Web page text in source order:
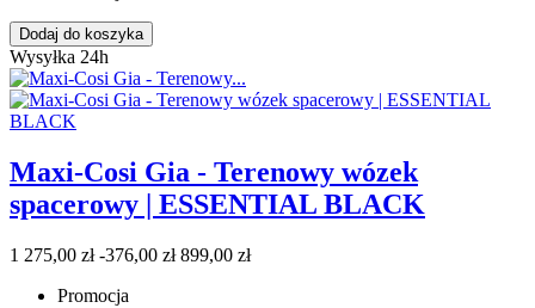
Dodaj do koszyka
Wysyłka 24h
Maxi-Cosi Gia - Terenowy wózek
spacerowy | ESSENTIAL BLACK
1 275,00 zł -376,00 zł 899,00 zł
Promocja